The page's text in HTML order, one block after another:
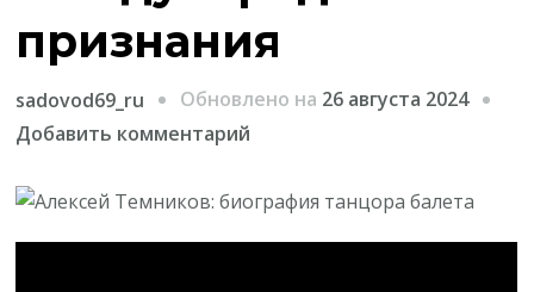
признания
sadovod69_ru Обновлено на 26 августа 2024
Добавить комментарий
Алексей